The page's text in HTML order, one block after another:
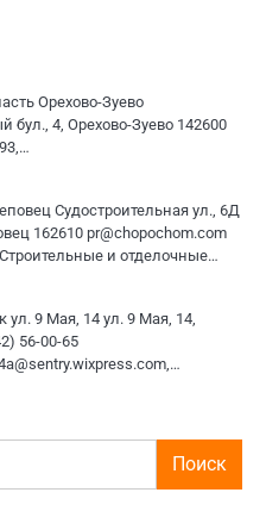
Орехово-Зуево
4, Орехово-Зуево 142600
Судостроительная ул., 6Д
162610 pr@chopochom.com
и отделочные…
9 Мая, 14 ул. 9 Мая, 14,
56-00-65
Поиск